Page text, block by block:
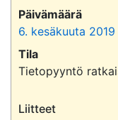
Päivämäärä
6. kesäkuuta
Tila
Tietopyyntö
Liitteet